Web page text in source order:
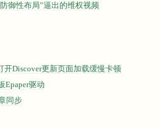
御性布局”逼出的维权视频
Discover更新页面加载缓慢卡顿
Epaper驱动
同步